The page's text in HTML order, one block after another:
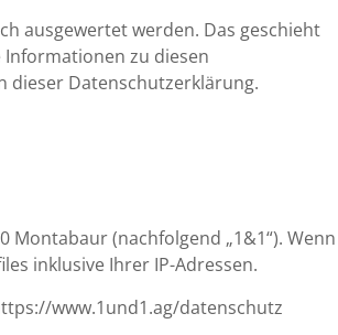
ausgewertet werden. Das geschieht
zu diesen
dieser Datenschutzerklärung.
Montabaur (nachfolgend „1&1“). Wenn
inklusive Ihrer IP-Adressen.
www.1und1.ag/datenschutz